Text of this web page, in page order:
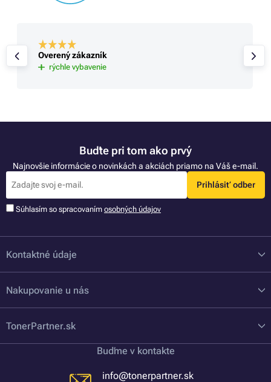
Overený zákazník
rýchle vybavenie
Buďte pri tom ako prvý
Najnovšie informácie o novinkách a akciách priamo na Váš e-mail.
Prihlásiť odber
Súhlasím so spracovaním osobných údajov
Kontaktné údaje
Nakupovanie u nás
TonerPartner.sk
Buďme v kontakte
info@tonerpartner.sk